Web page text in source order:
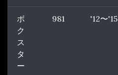
ボ
ク
ス
タ
ー
981 '12〜'15